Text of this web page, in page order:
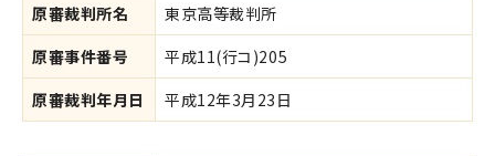
原審裁判所名
東京高等裁判所
原審事件番号
平成11(行コ)205
原審裁判年月日
平成12年3月23日